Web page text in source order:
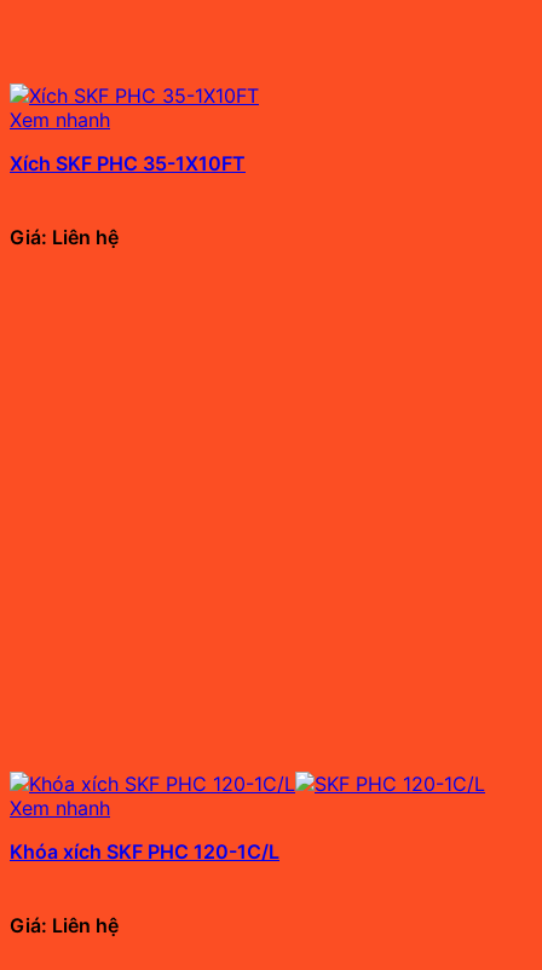
Xem nhanh
Xích SKF PHC 35-1X10FT
Giá: Liên hệ
Xem nhanh
Khóa xích SKF PHC 120-1C/L
Giá: Liên hệ